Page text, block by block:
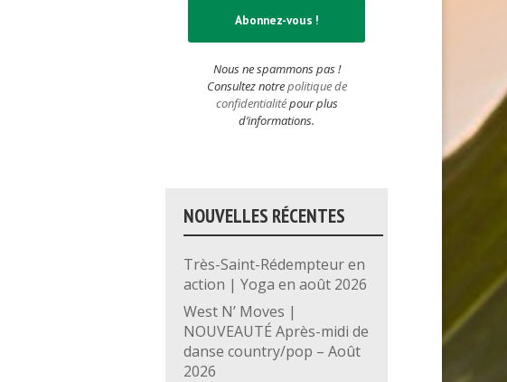
Nous ne spammons pas !
Consultez notrepolitique de
confidentialitépour plus
d’informations.
NOUVELLES RÉCENTES
Très-Saint-Rédempteur en
action | Yoga en août 2026
West N’ Moves |
NOUVEAUTÉ Après-midi de
danse country/pop – Août
2026